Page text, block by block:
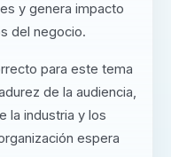
y genera impacto
del negocio.
para este tema
de la audiencia,
la industria y los
espera